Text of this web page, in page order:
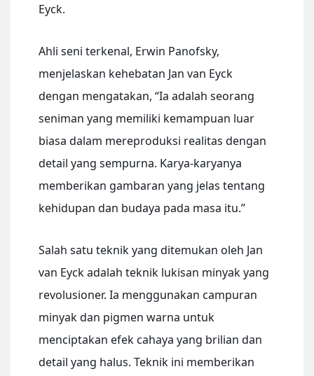
Eyck.
Ahli seni terkenal, Erwin Panofsky,
menjelaskan kehebatan Jan van Eyck
dengan mengatakan, “Ia adalah seorang
seniman yang memiliki kemampuan luar
biasa dalam mereproduksi realitas dengan
detail yang sempurna. Karya-karyanya
memberikan gambaran yang jelas tentang
kehidupan dan budaya pada masa itu.”
Salah satu teknik yang ditemukan oleh Jan
van Eyck adalah teknik lukisan minyak yang
revolusioner. Ia menggunakan campuran
minyak dan pigmen warna untuk
menciptakan efek cahaya yang brilian dan
detail yang halus. Teknik ini memberikan